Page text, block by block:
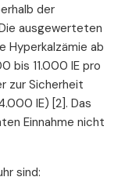
der
ausgewerteten
Hyperkalzämie ab
bis 11.000 IE pro
zur Sicherheit
IE) [2]. Das
Einnahme nicht
sind: